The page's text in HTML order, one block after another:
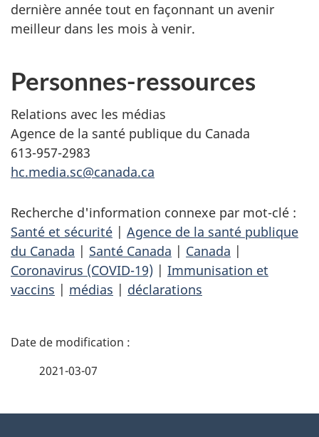
dernière année tout en façonnant un avenir
meilleur dans les mois à venir.
Personnes-ressources
Relations avec les médias
Agence de la santé publique du Canada
613-957-2983
hc.media.sc@canada.ca
Recherche d'information connexe par mot-clé :
Santé et sécurité | Agence de la santé publique
du Canada | Santé Canada | Canada |
Coronavirus (COVID-19) | Immunisation et
vaccins | médias | déclarations
D
2021-03-07